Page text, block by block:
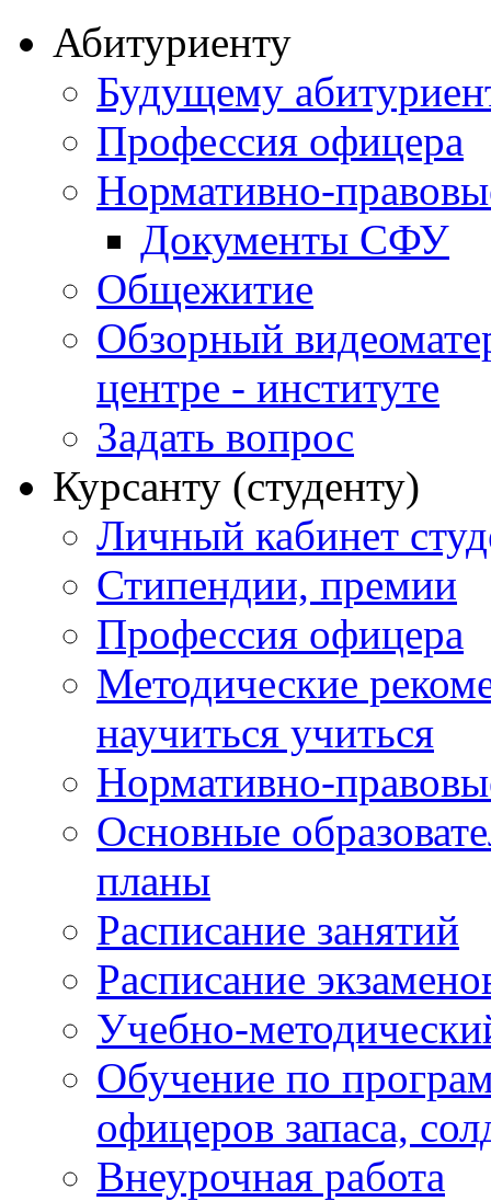
Абитуриенту
Будущему
Профессия офицера
Нормативно-
Документы СФУ
Общежитие
Обзорный
центре - институте
Задать вопрос
Курсанту (студенту)
Личный кабинет
Стипендии, премии
Профессия офицера
Методические
научиться учиться
Нормативно-
Основные
планы
Расписание занятий
Расписание
Учебно-
Обучение по
офицеров запаса,
Внеурочная работа